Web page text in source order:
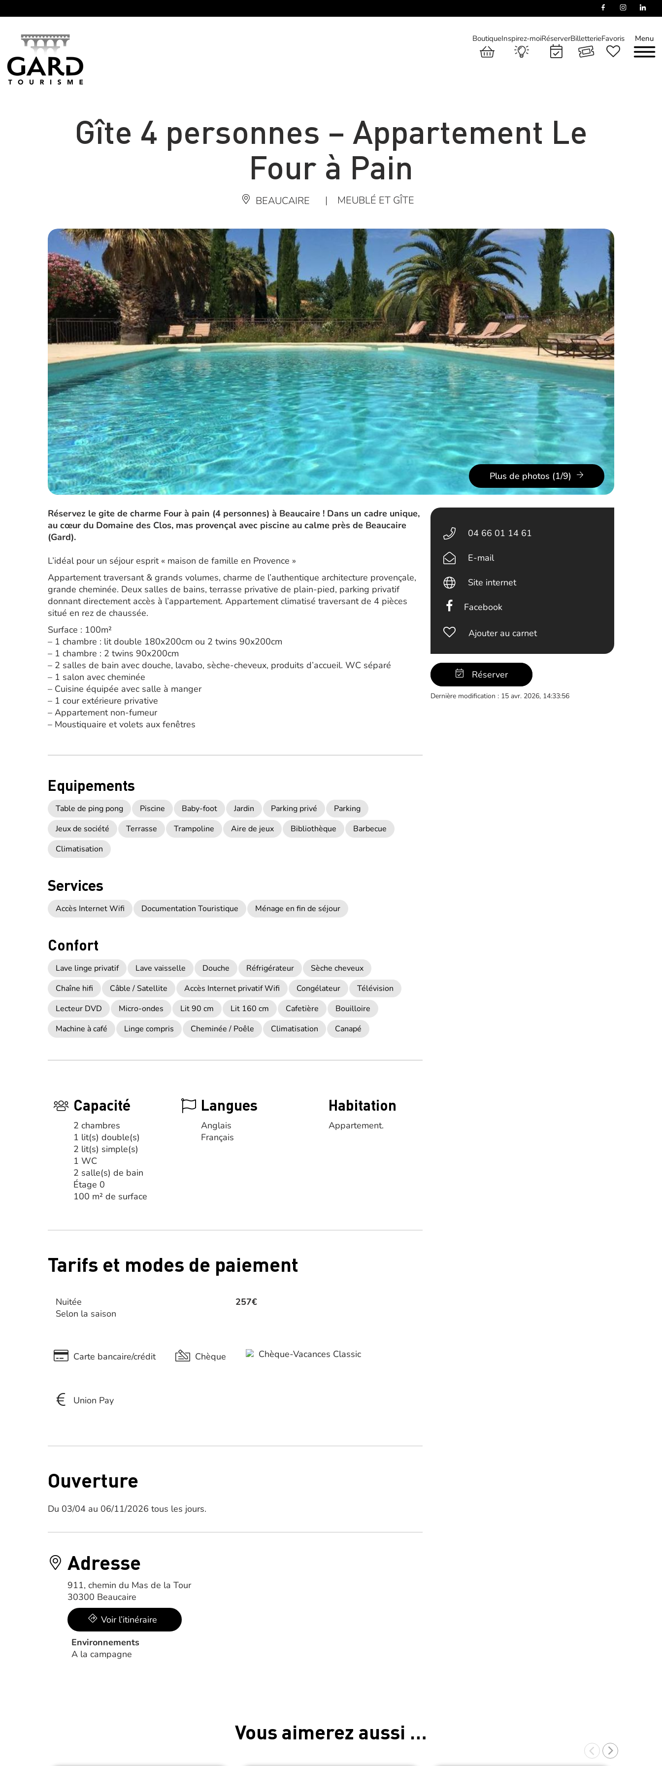
Menu
BoutiqueInspirez-moiRéserverBilletterieFavoris
Gîte 4 personnes – Appartement Le
Four à Pain
BEAUCAIRE | MEUBLÉ ET GÎTE
Plus de photos (1/9)
Réservez le gite de charme Four à pain (4 personnes) à Beaucaire ! Dans un cadre unique,
au cœur du Domaine des Clos, mas provençal avec piscine au calme près de Beaucaire
(Gard).
L’idéal pour un séjour esprit « maison de famille en Provence »
Appartement traversant & grands volumes, charme de l’authentique architecture provençale,
grande cheminée. Deux salles de bains, terrasse privative de plain-pied, parking privatif
donnant directement accès à l’appartement. Appartement climatisé traversant de 4 pièces
situé en rez de chaussée.
Surface : 100m²
– 1 chambre : lit double 180x200cm ou 2 twins 90x200cm
– 1 chambre : 2 twins 90x200cm
– 2 salles de bain avec douche, lavabo, sèche-cheveux, produits d’accueil. WC séparé
– 1 salon avec cheminée
– Cuisine équipée avec salle à manger
– 1 cour extérieure privative
– Appartement non-fumeur
– Moustiquaire et volets aux fenêtres
Equipements
Table de ping pong Piscine Baby-foot Jardin Parking privé
Parking
Jeux de société
Terrasse Trampoline Aire de jeux Bibliothèque
Barbecue
Climatisation
Services
Accès Internet Wifi Documentation Touristique Ménage en fin de séjour
Confort
Lave linge privatif Lave vaisselle Douche Réfrigérateur
Sèche cheveux
Chaîne hifi
Câble / Satellite Accès Internet privatif Wifi Congélateur
Télévision
Lecteur DVD
Micro-ondes Lit 90 cm Lit 160 cm Cafetière
Bouilloire
Machine à café
Linge compris Cheminée / Poêle Climatisation Canapé
Capacité
2 chambres
1 lit(s) double(s)
2 lit(s) simple(s)
1 WC
2 salle(s) de bain
Étage 0
100 m² de surface
Langues
Anglais
Français
Habitation
Appartement.
Tarifs et modes de paiement
Nuitée
257€
Selon la saison
Carte bancaire/crédit Chèque Chèque-Vacances Classic
Union Pay
Ouverture
Du 03/04 au 06/11/2026 tous les jours.
Adresse
911, chemin du Mas de la Tour
30300 Beaucaire
Voir l’itinéraire
Environnements
A la campagne
04 66 01 14 61
E-mail
Site internet
Facebook
Ajouter au carnet
Réserver
Dernière modification : 15 avr. 2026, 14:33:56
Vous aimerez aussi …